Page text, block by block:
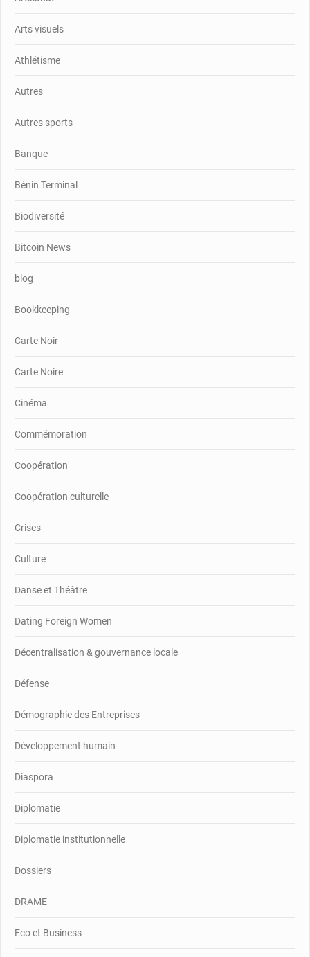
Arts visuels
Athlétisme
Autres
Autres sports
Banque
Bénin Terminal
Biodiversité
Bitcoin News
blog
Bookkeeping
Carte Noir
Carte Noire
Cinéma
Commémoration
Coopération
Coopération culturelle
Crises
Culture
Danse et Théâtre
Dating Foreign Women
Décentralisation & gouvernance locale
Défense
Démographie des Entreprises
Développement humain
Diaspora
Diplomatie
Diplomatie institutionnelle
Dossiers
DRAME
Eco et Business